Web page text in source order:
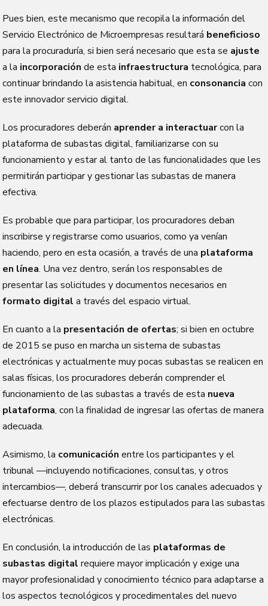
Pues bien, este mecanismo que recopila la información del
Servicio Electrónico de Microempresas resultará beneficioso
para la procuraduría, si bien será necesario que esta se ajuste
a la incorporación de esta infraestructura tecnológica, para
continuar brindando la asistencia habitual, en consonancia con
este innovador servicio digital.
Los procuradores deberán aprender a interactuarcon la
plataforma de subastas digital, familiarizarse con su
funcionamiento y estar al tanto de las funcionalidades que les
permitirán participar y gestionar las subastas de manera
efectiva.
Es probable que para participar, los procuradores deban
inscribirse y registrarse como usuarios, como ya venían
haciendo, pero en esta ocasión, a través de una plataforma
en línea. Una vez dentro, serán los responsables de
presentar las solicitudes y documentos necesarios en
formato digital a través del espacio virtual.
En cuanto a la presentación de ofertas; si bien en octubre
de 2015 se puso en marcha un sistema de subastas
electrónicas y actualmente muy pocas subastas se realicen en
salas físicas, los procuradores deberán comprender el
funcionamiento de las subastas a través de esta nueva
plataforma, con la finalidad de ingresar las ofertas de manera
adecuada.
Asimismo, la comunicaciónentre los participantes y el
tribunal —incluyendo notificaciones, consultas, y otros
intercambios—, deberá transcurrir por los canales adecuados y
efectuarse dentro de los plazos estipulados para las subastas
electrónicas.
En conclusión, la introducción de las plataformas de
subastas digital requiere mayor implicación y exige una
mayor profesionalidad y conocimiento técnico para adaptarse a
los aspectos tecnológicos y procedimentales del nuevo